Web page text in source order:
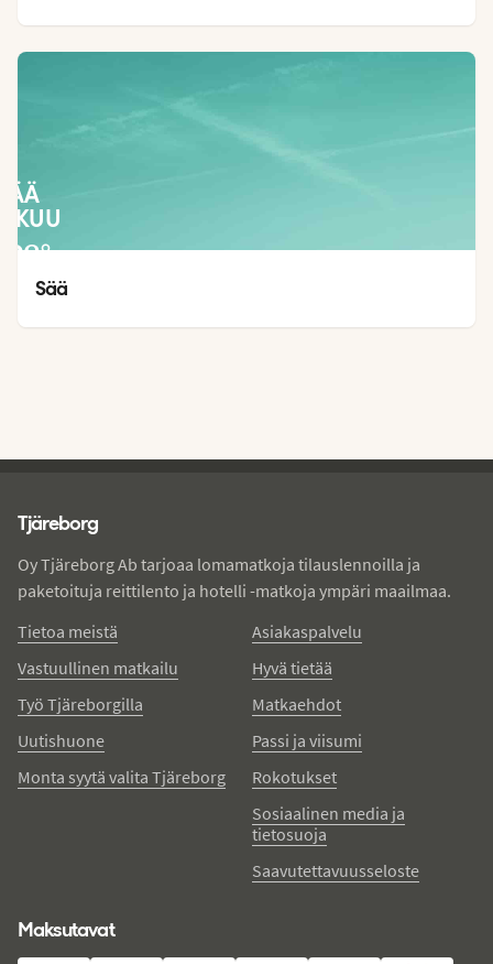
28°
22°
Sää
Tjäreborg
Oy Tjäreborg Ab tarjoaa lomamatkoja tilauslennoilla ja
paketoituja reittilento ja hotelli -matkoja ympäri maailmaa.
Tietoa meistä
Vastuullinen matkailu
Työ Tjäreborgilla
Uutishuone
Monta syytä valita Tjäreborg
Asiakaspalvelu
Hyvä tietää
Matkaehdot
Passi ja viisumi
Rokotukset
Sosiaalinen media ja
tietosuoja
Saavutettavuusseloste
Maksutavat